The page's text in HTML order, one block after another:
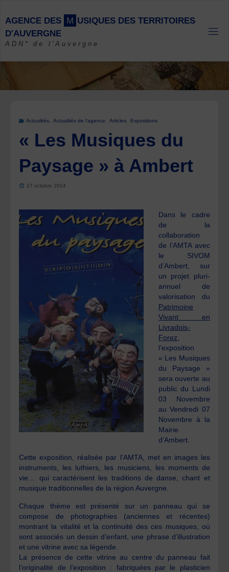
content
AGENCE DES M USIQUES DES TERRITOIRES
D'AUVERGNE
ADN* de l'Auvergne
Actualités Actualités de l'agence Articles Expositions
« Les Musiques du
Paysage » à Ambert
27 octobre 2014
Dans le cadre
de la
collaboration
de l’AMTA avec
le SIVOM
d’Ambert, sur
un projet pluri-
annuel de
valorisation du
Patrimoine
Vivant en
Livradois-
Forez
l’exposition
« Les Musiques
du Paysage »
sera ouverte au
public du Lundi
03 Novembre
au Vendredi 07
Novembre à la
Mairie
d’Ambert.
Cette exposition, réalisée par l’AMTA, met en images les
instruments, les luthiers, les musiciens, les moments de
vie… qui caractérisent les traditions de danse, chant et
musique traditionnelles de la région Auvergne.
Chaque thème est présenté sur un panneau qui se
compose de photographies (anciennes et récentes)
montrant la vitalité et la continuité des ces musiques, où
sont associés un dessin d’enfant, une phrase d’illustration
et une vitrine avec sa légende.
La présence de cette vitrine au centre du panneau fait
l’originalité de l’exposition : fabriquées par le plasticien